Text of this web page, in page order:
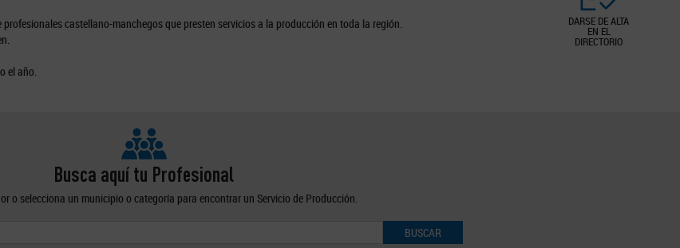
DARSE DE ALTA
EN EL
DIRECTORIO
castellano-manchegos que presten servicios a la producción en toda la región.
el año.
Busca aquí tu Profesional
o selecciona un municipio o categoría para encontrar un Servicio de Producción.
BUSCAR